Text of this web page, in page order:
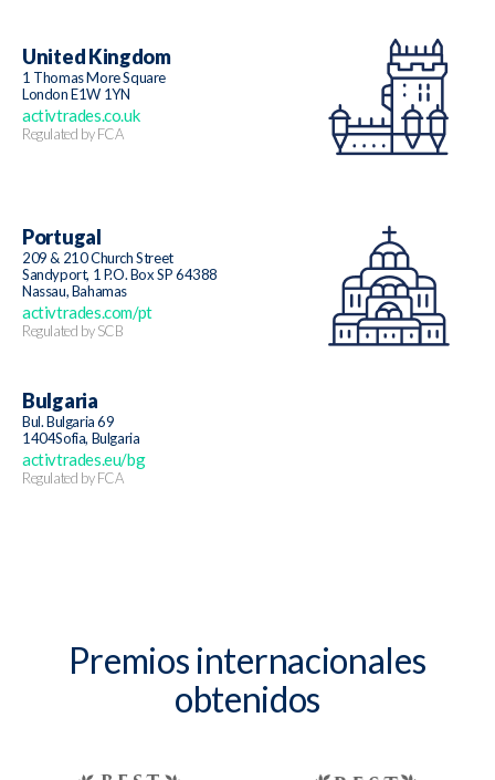
United Kingdom
1 Thomas More Square
London E1W 1YN
activtrades.co.uk
Regulated by FCA
Portugal
209 & 210 Church Street
Sandyport, 1 P.O. Box SP 64388
Nassau, Bahamas
activtrades.com/pt
Regulated by SCB
Bulgaria
Bul. Bulgaria 69
1404Sofia, Bulgaria
activtrades.eu/bg
Regulated by FCA
Premios internacionales
obtenidos